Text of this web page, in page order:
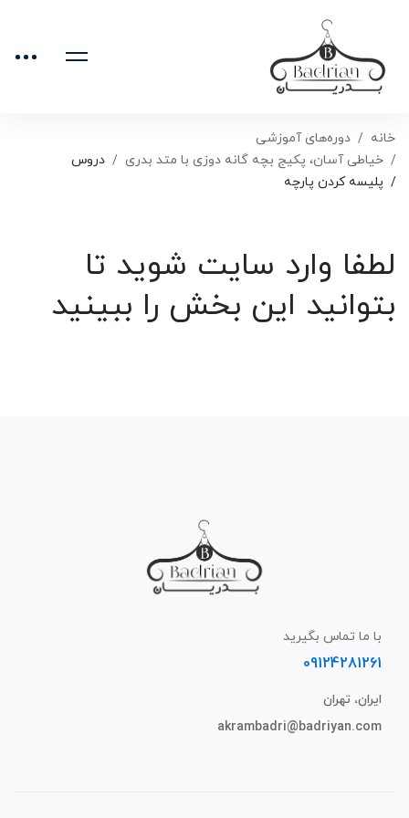
خانه
دوره‌های آموزشی
خیاطی آسان، پکیج بچه گانه دوزی با متد بدری
دروس
پلیسه کردن پارچه
لطفا وارد سایت شوید تا
بتوانید این بخش را ببینید
با ما تماس بگیرید
09124281261
ایران، تهران
akrambadri@badriyan.com